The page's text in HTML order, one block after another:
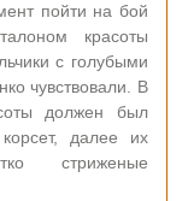
пойти на бой
красоты
с голубыми
чувствовали. В
должен был
далее их
стриженые